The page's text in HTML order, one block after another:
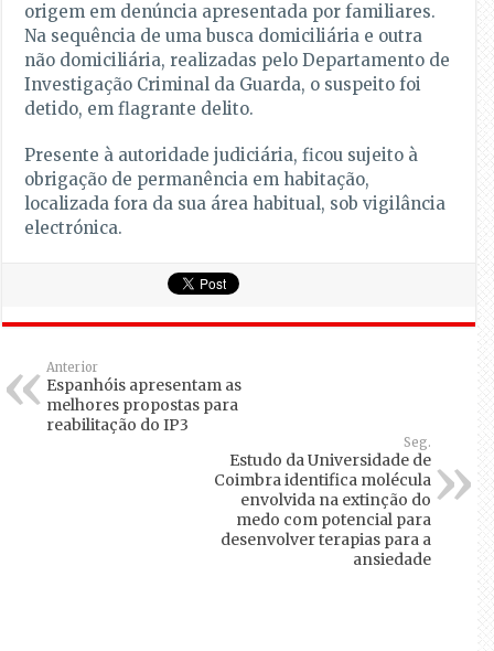
origem em denúncia apresentada por familiares.
Na sequência de uma busca domiciliária e outra
não domiciliária, realizadas pelo Departamento de
Investigação Criminal da Guarda, o suspeito foi
detido, em flagrante delito.
Presente à autoridade judiciária, ficou sujeito à
obrigação de permanência em habitação,
localizada fora da sua área habitual, sob vigilância
electrónica.
Anterior
Espanhóis apresentam as
melhores propostas para
reabilitação do IP3
Seg.
Estudo da Universidade de
Coimbra identifica molécula
envolvida na extinção do
medo com potencial para
desenvolver terapias para a
ansiedade